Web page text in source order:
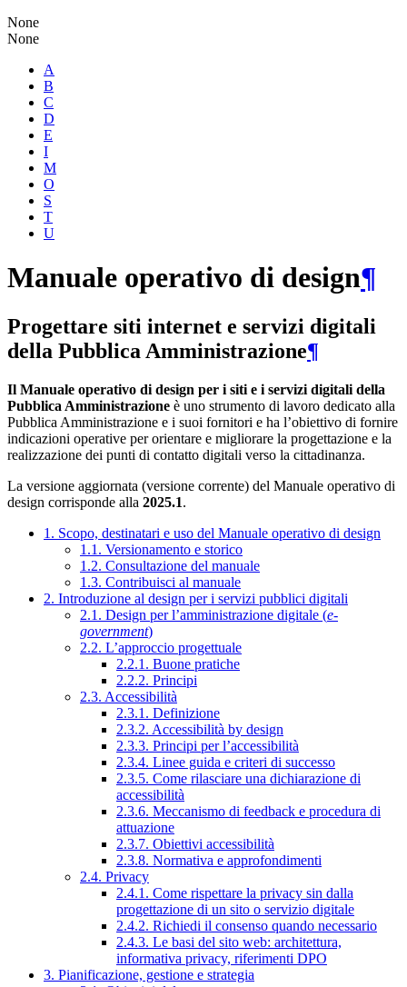
None
None
A
B
C
D
E
I
M
O
S
T
U
Manuale operativo di design¶
Progettare siti internet e servizi digitali
della Pubblica Amministrazione¶
Il Manuale operativo di design per i siti e i servizi digitali della
Pubblica Amministrazione è uno strumento di lavoro dedicato alla
Pubblica Amministrazione e i suoi fornitori e ha l’obiettivo di fornire
indicazioni operative per orientare e migliorare la progettazione e la
realizzazione dei punti di contatto digitali verso la cittadinanza.
La versione aggiornata (versione corrente) del Manuale operativo di
design corrisponde alla 2025.1.
1. Scopo, destinatari e uso del Manuale operativo di design
1.1. Versionamento e storico
1.2. Consultazione del manuale
1.3. Contribuisci al manuale
2. Introduzione al design per i servizi pubblici digitali
2.1. Design per l’amministrazione digitale (e-
government)
2.2. L’approccio progettuale
2.2.1. Buone pratiche
2.2.2. Principi
2.3. Accessibilità
2.3.1. Definizione
2.3.2. Accessibilità by design
2.3.3. Principi per l’accessibilità
2.3.4. Linee guida e criteri di successo
2.3.5. Come rilasciare una dichiarazione di
accessibilità
2.3.6. Meccanismo di feedback e procedura di
attuazione
2.3.7. Obiettivi accessibilità
2.3.8. Normativa e approfondimenti
2.4. Privacy
2.4.1. Come rispettare la privacy sin dalla
progettazione di un sito o servizio digitale
2.4.2. Richiedi il consenso quando necessario
2.4.3. Le basi del sito web: architettura,
informativa privacy, riferimenti DPO
3. Pianificazione, gestione e strategia